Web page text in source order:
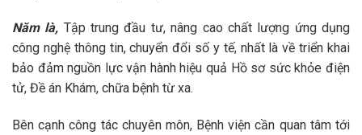
Năm là, Tập trung đầu tư, nâng cao chất lượng ứng dụng
công nghệ thông tin, chuyển đổi số y tế, nhất là về triển khai
bảo đảm nguồn lực vận hành hiệu quả Hồ sơ sức khỏe điện
tử, Đề án Khám, chữa bệnh từ xa.
Bên cạnh công tác chuyên môn, Bệnh viện cần quan tâm tới